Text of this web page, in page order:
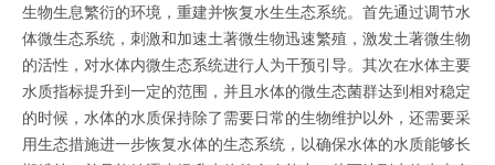
生物生息繁衍的环境，重建并恢复水生生态系统。首先通过调节水
体微生态系统，刺激和加速土著微生物迅速繁殖，激发土著微生物
的活性，对水体内微生态系统进行人为干预引导。其次在水体主要
水质指标提升到一定的范围，并且水体的微生态菌群达到相对稳定
的时候，水体的水质保持除了需要日常的生物维护以外，还需要采
用生态措施进一步恢复水体的生态系统，以确保水体的水质能够长